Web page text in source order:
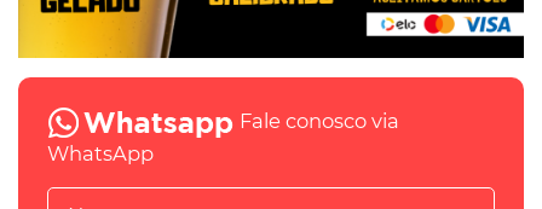
Fale conosco via
WhatsApp